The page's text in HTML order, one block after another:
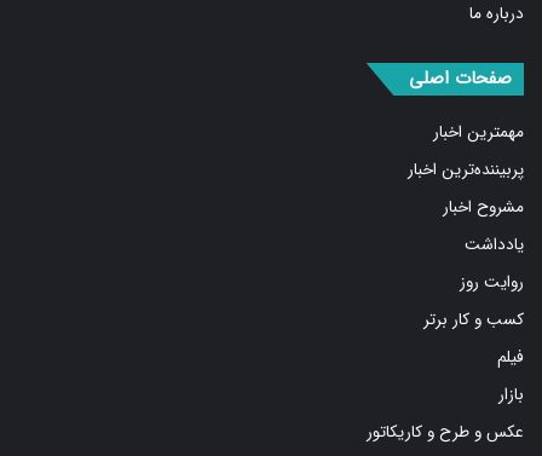
مهمترین اخبار
پربیننده‌ترین اخبار
مشروح اخبار
یادداشت
روایت روز
کسب و کار برتر
فیلم
بازار
عکس و طرح و کاریکاتور
پیوندها